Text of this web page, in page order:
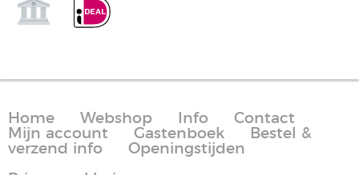
Home Webshop Info
Contact
Mijn account
Gastenboek
Bestel &
verzend info
Openingstijden